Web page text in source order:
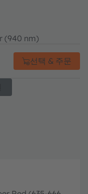
(940 nm)
선택 & 주문